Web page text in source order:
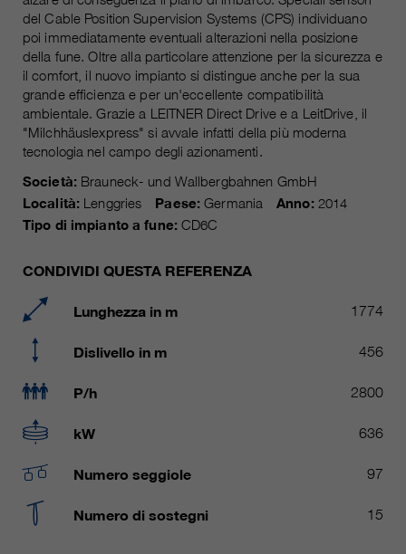
del Cable Position Supervision Systems (CPS) individuano
poi immediatamente eventuali alterazioni nella posizione
della fune. Oltre alla particolare attenzione per la sicurezza e
il comfort, il nuovo impianto si distingue anche per la sua
grande efficienza e per un'eccellente compatibilità
ambientale. Grazie a LEITNER Direct Drive e a LeitDrive, il
"Milchhäuslexpress" si avvale infatti della più moderna
tecnologia nel campo degli azionamenti.
Società:Brauneck- und Wallbergbahnen GmbH
Località: Lenggries Paese: Germania Anno:2014
Tipo di impianto a fune:CD6C
CONDIVIDI QUESTA REFERENZA
Lunghezza in m 1774
Dislivello in m 456
P/h 2800
kW 636
Numero seggiole 97
Numero di sostegni 15
attuale
obiettivo
Usato per proteggere lo spam
causato dallo spam-bot.
Nome cookie_optin
fornitore sgalinski Cookie Opt In
durata 30 giorni
Nome
_ga, _gid, _gat, __utma, __utmb,
__utmc, __utmd, __utmz
fornitore Google Analytics
durata
variano da 2 anni a 6 mesi o ancora
di più.
obiettivo
Google Analytics per raccogliere
diversi tipi di informazioni sull'uso,
comprese le informazioni personali
informazioni sono disponibili nelle
Google Analytics all'indirizzo
dove i dati raccolti sono utilizzati
piú informazioni sul cookie